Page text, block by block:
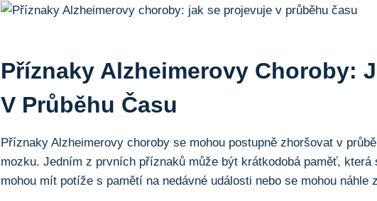
Příznaky Alzheimerovy Choroby:
V Průběhu Času
Příznaky Alzheimerovy choroby se mohou postupně zhoršovat v
mozku. Jedním z prvních příznaků může být krátkodobá paměť,
mohou mít potíže s pamětí na nedávné události nebo se mohou náhle